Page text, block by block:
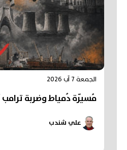
الجمعة 7 آب 2026
مُسيّرة دُمياط وضربة ترامب
علي شندب